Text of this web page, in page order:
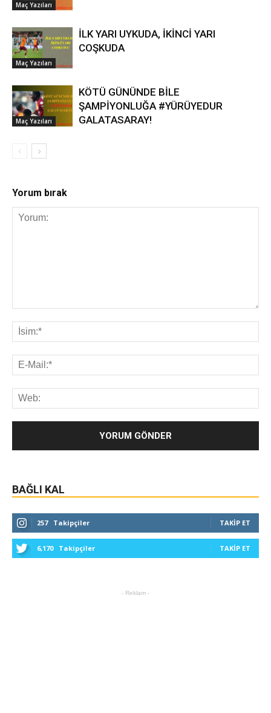
Maç Yazıları
Maç Yazıları
İLK YARI UYKUDA, İKİNCİ YARI
COŞKUDA
Maç Yazıları
KÖTÜ GÜNÜNDE BİLE
ŞAMPİYONLUĞA #YÜRÜYEDUR
GALATASARAY!
Yorum bırak
BAĞLI KAL
257 Takipçiler TAKIP ET
6,170 Takipçiler TAKIP ET
- Reklam -